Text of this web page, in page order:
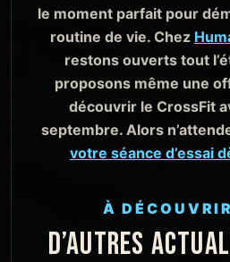
le moment parfait pour
routine de vie. Chez
restons ouverts tout
proposons même une
découvrir le CrossFit
septembre. Alors
votre séance d’essai
À
D’AUTRES